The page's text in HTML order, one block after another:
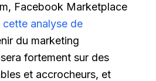
Facebook Marketplace
cette analyse de
du marketing
fortement sur des
et accrocheurs, et